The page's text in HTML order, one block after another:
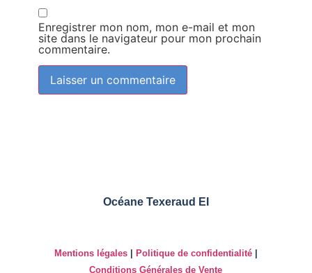
Enregistrer mon nom, mon e-mail et mon
site dans le navigateur pour mon prochain
commentaire.
Océane Texeraud EI
Mentions légales| Politique de confidentialité|
Conditions Générales de Vente